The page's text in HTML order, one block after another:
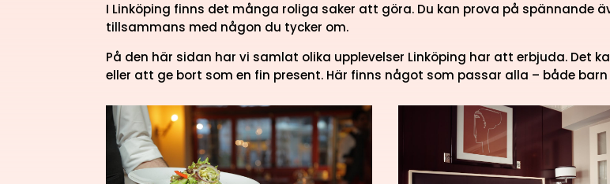
I Linköping finns det många roliga saker att göra. Du kan prova på spännande
tillsammans med någon du tycker om.
På den här sidan har vi samlat olika upplevelser Linköping har att erbjuda. Det
eller att ge bort som en fin present. Här finns något som passar alla – både barn